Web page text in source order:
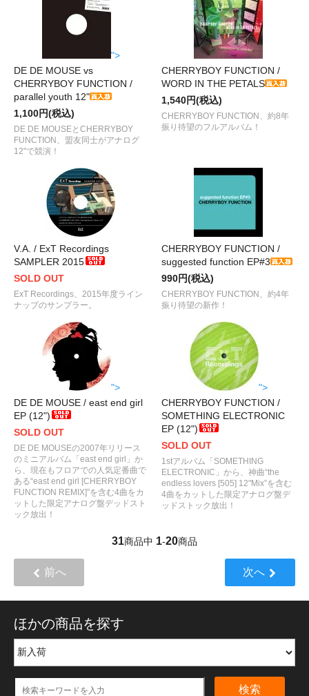
">
DE DE MOUSE vs
CHERRYBOY FUNCTION /
parallel youth 12"
1,100円(税込)
DE DE MOUSEとCHERRYBOY
FUNCTION、盟友同士がアナログ
12"で競演！
CHERRYBOY FUNCTION /
WORD IN THE PETALS
1,540円(税込)
CHERRYBOY FUNCTION、約8年
振り待望のフルアルバム！
V.A. / ExT Recordings
SAMPLER 2015
SOLD OUT
ExT Recordings、2015年度ライン
ナップのサンプラー。
CHERRYBOY FUNCTION /
suggested function EP#3
990円(税込)
CHERRYBOY FUNCTION、約4年
振り待望の新作！
">
DE DE MOUSE / east end girl
EP (12")
SOLD OUT
DE DE MOUSEの2007年リリース
のミニアルバム「east end girl」か
ら、現在もフロアでの人気定番曲で
ある“east end girl [CHERRYBOY
FUNCTION REMIX]”を含む4曲をカ
ットした限定アナログ盤デッドスト
ック放出！
">
CHERRYBOY FUNCTION /
SOMETHING ELECTRONIC
EP (12")
SOLD OUT
1stアルバム「SOMETHING
ELECTRONIC」から、神曲“the
endless lovers [505] 12"Mix”を含む
4曲をカットした限定アナログ盤デ
ッドストック放出！
31商品中 1-20商品
前へ 次へ
ほかの商品を探す
検索